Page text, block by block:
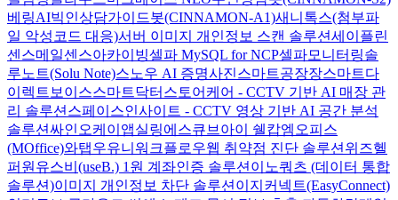
베링AI빅인상담가이드봇(CINNAMON-A1)새니톡스(첨부파
일 악성코드 대응)서버 이미지 개인정보 스캔 솔루션세이플린
센스메일센스아카이빙셀파 MySQL for NCP셀파모니터링솔
루노트(Solu Note)스노우 AI 증명사진스마트공장장스마트다
이렉트보이스스마트닥터 스토어케어 - CCTV 기반 AI 매장 관
리 솔루션 스페이스인사이트 - CCTV 영상 기반 AI 공간 분석
솔루션싸인오케이 앱실링에스큐브아이 쉘캅엠오피스
(MOffice)와탭우유니 워크플로우웹 취약점 진단 솔루션 위즈헬
퍼원 유스비(useB.) 1원 계좌인증 솔루션 이노쿼츠 (데이터 통합
솔루션)이미지 개인정보 차단 솔루션 이지커넥트(EasyConnect)